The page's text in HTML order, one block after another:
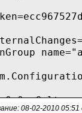
08-02-2010